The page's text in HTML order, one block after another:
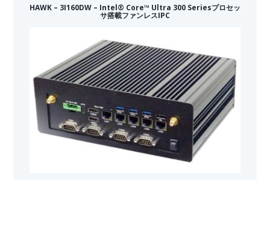
HAWK – 3I160DW – Intel® Core™ Ultra 300 Seriesプロセッ
サ搭載ファンレスIPC